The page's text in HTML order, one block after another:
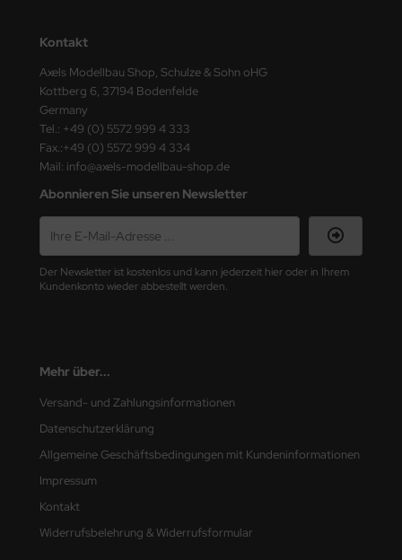
Kontakt
Axels Modellbau Shop, Schulze & Sohn oHG
Kottberg 6, 37194 Bodenfelde
Germany
Tel.: +49 (0) 5572 999 4 333
Fax.:+49 (0) 5572 999 4 334
Mail: info@axels-modellbau-shop.de
Abonnieren Sie unseren Newsletter
Der Newsletter ist kostenlos und kann jederzeit hier oder in Ihrem
Kundenkonto wieder abbestellt werden.
Mehr über...
Versand- und Zahlungsinformationen
Datenschutzerklärung
Allgemeine Geschäftsbedingungen mit Kundeninformationen
Impressum
Kontakt
Widerrufsbelehrung & Widerrufsformular